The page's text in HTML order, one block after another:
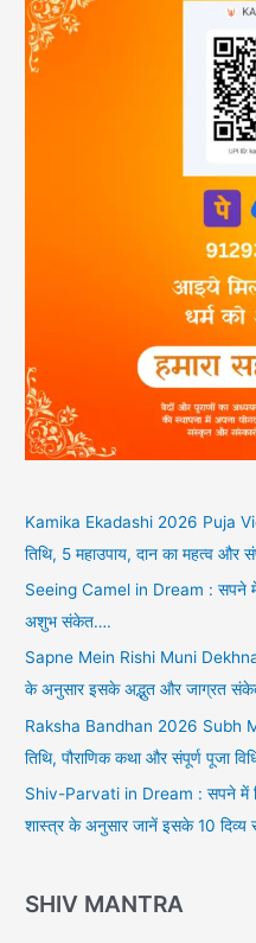
Kamika Ekadashi 2026 Puja
तिथि, 5 महाउपाय, दान का महत्व और
Seeing Camel in Dream : सपने
अशुभ संकेत….
Sapne Mein Rishi Muni
के अनुसार इसके अद्भुत और जाग्रत
Raksha Bandhan 2026 Subh
तिथि, पौराणिक कथा और संपूर्ण पूजा
Shiv-Parvati in Dream : सपने में
शास्त्र के अनुसार जानें इसके 10
SHIV MANTRA